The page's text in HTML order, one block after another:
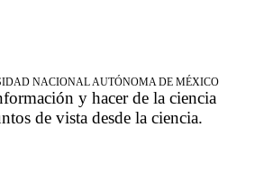
NACIONAL AUTÓNOMA DE MÉXICO
y hacer de la ciencia
de vista desde la ciencia.